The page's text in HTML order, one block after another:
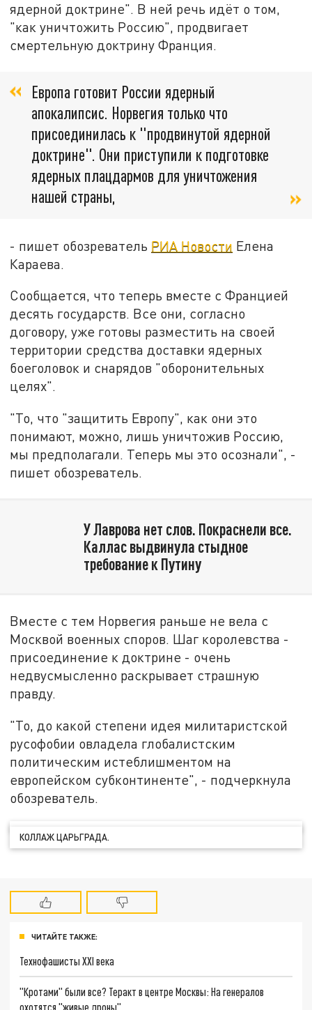
ядерной доктрине". В ней речь идёт о том,
"как уничтожить Россию", продвигает
смертельную доктрину Франция.
Европа готовит России ядерный
апокалипсис. Норвегия только что
присоединилась к "продвинутой ядерной
доктрине". Они приступили к подготовке
ядерных плацдармов для уничтожения
нашей страны,
- пишет обозреватель РИА Новости Елена
Караева.
Сообщается, что теперь вместе с Францией
десять государств. Все они, согласно
договору, уже готовы разместить на своей
территории средства доставки ядерных
боеголовок и снарядов "оборонительных
целях".
"То, что "защитить Европу", как они это
понимают, можно, лишь уничтожив Россию,
мы предполагали. Теперь мы это осознали", -
пишет обозреватель.
У Лаврова нет слов. Покраснели все.
Каллас выдвинула стыдное
требование к Путину
Вместе с тем Норвегия раньше не вела с
Москвой военных споров. Шаг королевства -
присоединение к доктрине - очень
недвусмысленно раскрывает страшную
правду.
"То, до какой степени идея милитаристской
русофобии овладела глобалистским
политическим истеблишментом на
европейском субконтиненте", - подчеркнула
обозреватель.
КОЛЛАЖ ЦАРЬГРАДА.
ЧИТАЙТЕ ТАКЖЕ:
Технофашисты XXI века
"Кротами" были все? Теракт в центре Москвы: На генералов
охотятся "живые дроны"